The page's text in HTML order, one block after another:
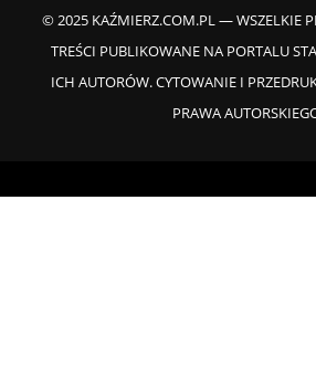
© 2025 KAŹMIERZ.COM.PL — WSZELKIE
TREŚCI PUBLIKOWANE NA PORTALU
ICH AUTORÓW. CYTOWANIE I
PRAWA